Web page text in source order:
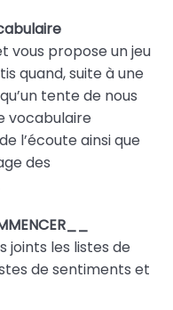
vous propose un jeu
quand, suite à une
tente de nous
vocabulaire
l’écoute ainsi que
des
joints les listes de
de sentiments et